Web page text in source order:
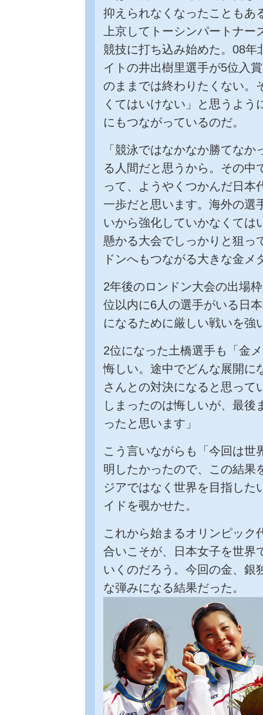
抑えられなくなったこともあ
上京してトーシンパートナ
競技に打ち込み始めた。08
イトの井出樹里選手が5位入
のままでは終わりたくない。
くてはいけない」と思うよ
にもつながっているのだ。
「競泳ではなかなか勝てな
る人間だと思うから。その中
って、ようやくつかんだ日本
一歩だと思います。海外の選
いから強化していかなくては
懸かる大会でしっかりと狙っ
ドンへもつながる大きな金
2年後のロンドン大会の出場
位以内に6人の選手がいる日
になるために厳しい戦いを強
2位になった土橋選手も「金
悔しい。途中でどんな展開に
さんとの対決になると思って
しまったのは悔しいが、最後
ったと思います」
こう言いながらも「今回は世
明したかったので、この結果
ジアではなく世界を目指した
イドを覗かせた。
これから始まるオリンピック
合いこそが、日本女子を世界
いくのだろう。今回の金、銀
な弾みになる結果だった。